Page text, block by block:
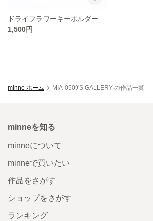
ドライフラワーキーホルダー
1,500円
minne ホーム MIA-0509'S GALLERY の作品一覧
minneを知る
minneについて
minneで買いたい
作品をさがす
ショップをさがす
ランキング